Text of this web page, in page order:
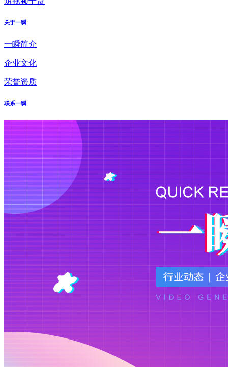
关于一瞬
一瞬简介
企业文化
荣誉资质
联系一瞬